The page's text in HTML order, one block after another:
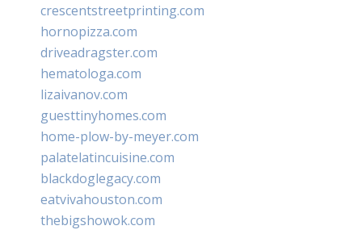
crescentstreetprinting.com
hornopizza.com
driveadragster.com
hematologa.com
lizaivanov.com
guesttinyhomes.com
home-plow-by-meyer.com
palatelatincuisine.com
blackdoglegacy.com
eatvivahouston.com
thebigshowok.com